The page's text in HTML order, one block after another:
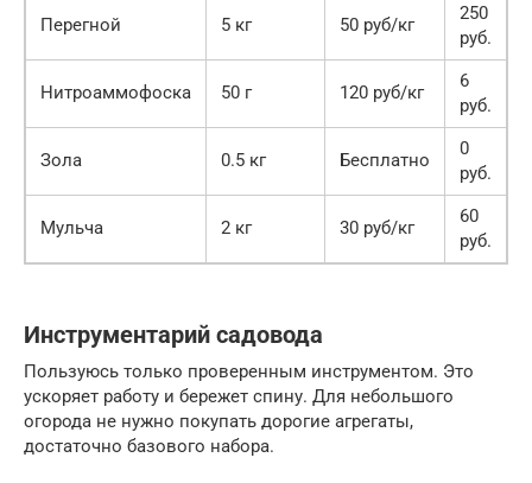
Перегной 5 кг 50 руб/кг
250
руб.
Нитроаммофоска 50 г 120 руб/кг
6
руб.
Зола 0.5 кг Бесплатно
0
руб.
Мульча 2 кг 30 руб/кг
60
руб.
Инструментарий садовода
Пользуюсь только проверенным инструментом. Это
ускоряет работу и бережет спину. Для небольшого
огорода не нужно покупать дорогие агрегаты,
достаточно базового набора.